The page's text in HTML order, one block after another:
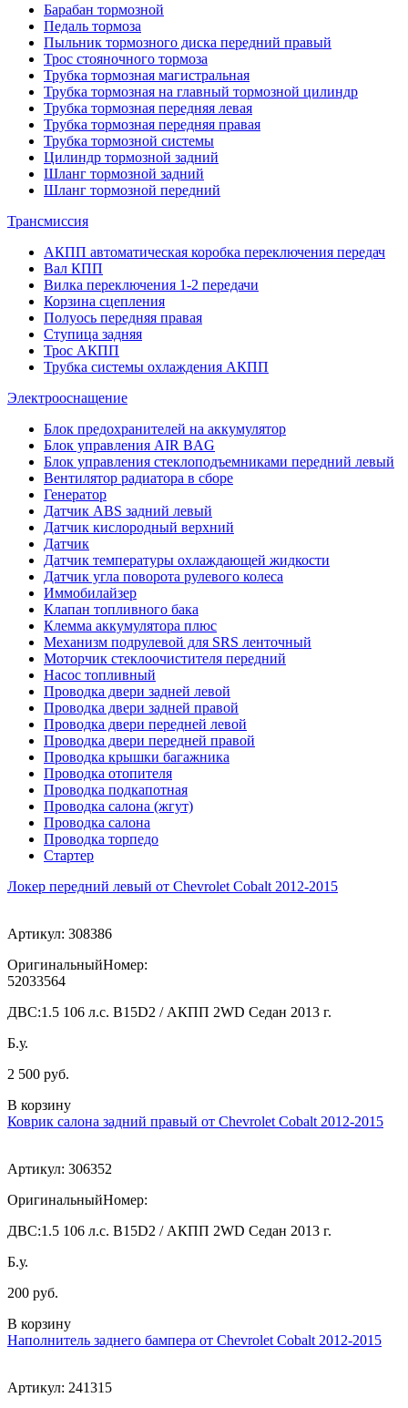
Барабан тормозной
Педаль тормоза
Пыльник тормозного диска передний правый
Трос стояночного тормоза
Трубка тормозная магистральная
Трубка тормозная на главный тормозной цилиндр
Трубка тормозная передняя левая
Трубка тормозная передняя правая
Трубка тормозной системы
Цилиндр тормозной задний
Шланг тормозной задний
Шланг тормозной передний
Трансмиссия
АКПП автоматическая коробка переключения передач
Вал КПП
Вилка переключения 1-2 передачи
Корзина сцепления
Полуось передняя правая
Ступица задняя
Трос АКПП
Трубка системы охлаждения АКПП
Электрооснащение
Блок предохранителей на аккумулятор
Блок управления AIR BAG
Блок управления стеклоподъемниками передний левый
Вентилятор радиатора в сборе
Генератор
Датчик ABS задний левый
Датчик кислородный верхний
Датчик
Датчик температуры охлаждающей жидкости
Датчик угла поворота рулевого колеса
Иммобилайзер
Клапан топливного бака
Клемма аккумулятора плюс
Механизм подрулевой для SRS ленточный
Моторчик стеклоочистителя передний
Насос топливный
Проводка двери задней левой
Проводка двери задней правой
Проводка двери передней левой
Проводка двери передней правой
Проводка крышки багажника
Проводка отопителя
Проводка подкапотная
Проводка салона (жгут)
Проводка салона
Проводка торпедо
Стартер
Локер передний левый от Chevrolet Cobalt 2012-2015
Артикул: 308386
ОригинальныйНомер:
52033564
ДВС:1.5 106 л.с. B15D2 / АКПП 2WD Седан 2013 г.
Б.у.
2 500 руб.
В корзину
Коврик салона задний правый от Chevrolet Cobalt 2012-2015
Артикул: 306352
ОригинальныйНомер:
ДВС:1.5 106 л.с. B15D2 / АКПП 2WD Седан 2013 г.
Б.у.
200 руб.
В корзину
Наполнитель заднего бампера от Chevrolet Cobalt 2012-2015
Артикул: 241315